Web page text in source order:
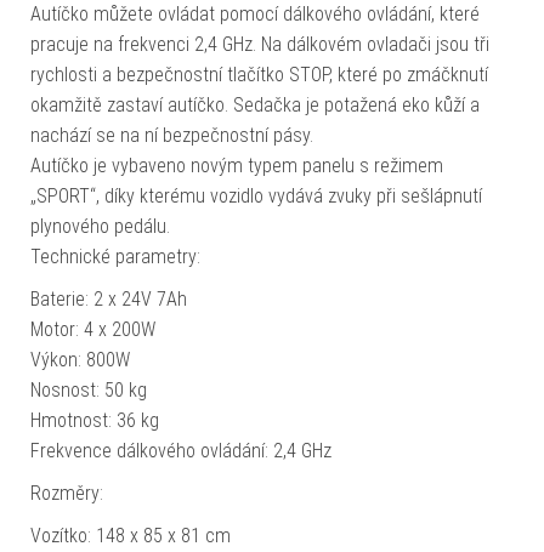
Autíčko můžete ovládat pomocí dálkového ovládání, které
pracuje na frekvenci 2,4 GHz. Na dálkovém ovladači jsou tři
rychlosti a bezpečnostní tlačítko STOP, které po zmáčknutí
okamžitě zastaví autíčko. Sedačka je potažená eko kůží a
nachází se na ní bezpečnostní pásy.
Autíčko je vybaveno novým typem panelu s režimem
„SPORT“, díky kterému vozidlo vydává zvuky při sešlápnutí
plynového pedálu.
Technické parametry:
Baterie: 2 x 24V 7Ah
Motor: 4 x 200W
Výkon: 800W
Nosnost: 50 kg
Hmotnost: 36 kg
Frekvence dálkového ovládání: 2,4 GHz
Rozměry:
Vozítko: 148 x 85 x 81 cm